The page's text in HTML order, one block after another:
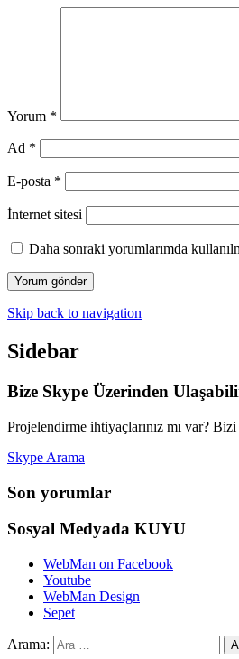
Yorum *
Ad *
E-posta *
İnternet sitesi
Daha sonraki yorumlarımda
Skip back to navigation
Sidebar
Bize Skype Üzerinden
Projelendirme ihtiyaçlarınız mı var? Bizi
Skype Arama
Son yorumlar
Sosyal Medyada KUYU
WebMan on Facebook
Youtube
WebMan Design
Sepet
Arama: